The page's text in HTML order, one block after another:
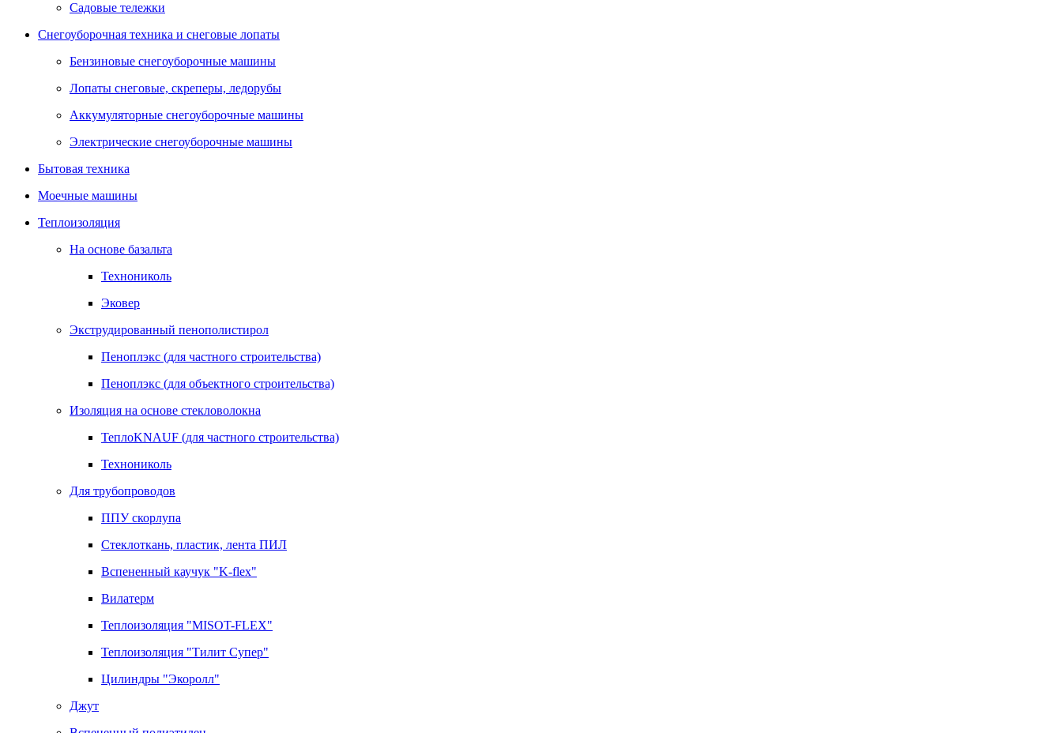
Садовые тележки
Снегоуборочная техника и снеговые лопаты
Бензиновые снегоуборочные машины
Лопаты снеговые, скреперы, ледорубы
Аккумуляторные снегоуборочные машины
Электрические снегоуборочные машины
Бытовая техника
Моечные машины
Теплоизоляция
На основе базальта
Технониколь
Эковер
Экструдированный пенополистирол
Пеноплэкс (для частного строительства)
Пеноплэкс (для объектного строительства)
Изоляция на основе стекловолокна
ТеплоKNAUF (для частного строительства)
Технониколь
Для трубопроводов
ППУ скорлупа
Стеклоткань, пластик, лента ПИЛ
Вспененный каучук "K-flex"
Вилатерм
Теплоизоляция "MISOT-FLEX"
Теплоизоляция "Тилит Супер"
Цилиндры "Экоролл"
Джут